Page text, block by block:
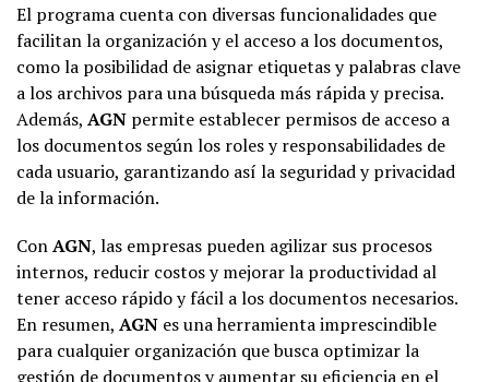
El programa cuenta con diversas funcionalidades que
facilitan la organización y el acceso a los documentos,
como la posibilidad de asignar etiquetas y palabras clave
a los archivos para una búsqueda más rápida y precisa.
Además, AGN permite establecer permisos de acceso a
los documentos según los roles y responsabilidades de
cada usuario, garantizando así la seguridad y privacidad
de la información.
ConAGN, las empresas pueden agilizar sus procesos
internos, reducir costos y mejorar la productividad al
tener acceso rápido y fácil a los documentos necesarios.
En resumen, AGN es una herramienta imprescindible
para cualquier organización que busca optimizar la
gestión de documentos y aumentar su eficiencia en el